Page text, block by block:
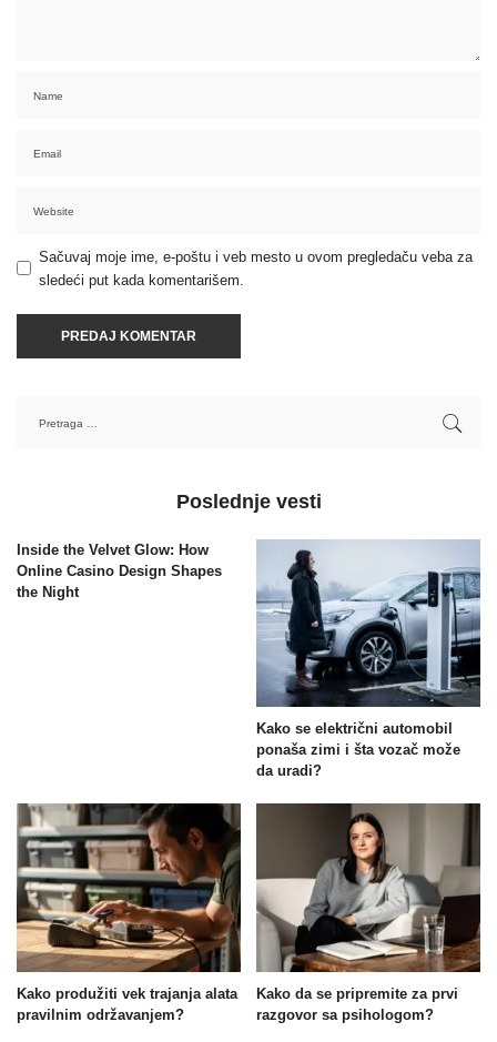
Sačuvaj moje ime, e-poštu i veb mesto u ovom pregledaču veba za
sledeći put kada komentarišem.
Poslednje vesti
Inside the Velvet Glow: How
Online Casino Design Shapes
the Night
Kako se električni automobil
ponaša zimi i šta vozač može
da uradi?
Kako produžiti vek trajanja alata
pravilnim održavanjem?
Kako da se pripremite za prvi
razgovor sa psihologom?